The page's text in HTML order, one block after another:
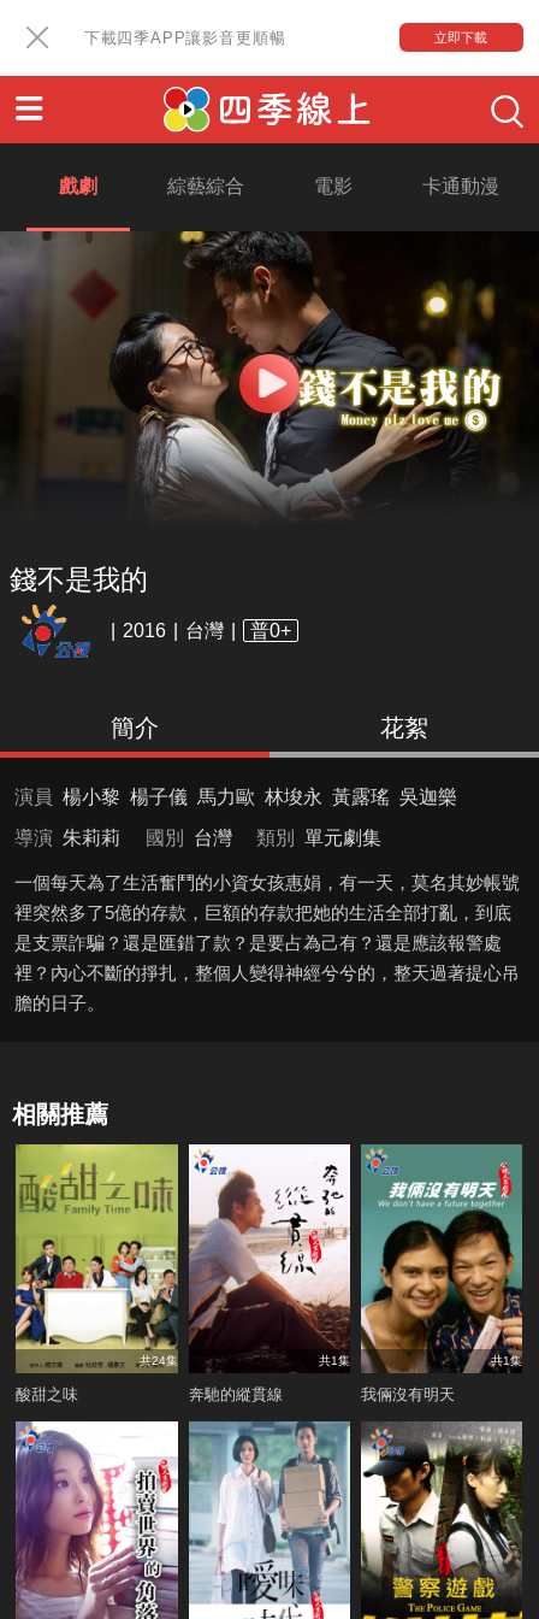
下載四季APP讓影音更順暢 立即下載
戲劇 綜藝綜合 電影 卡通動漫
錢不是我的
2016 台灣 普0+
簡介 花絮
演員 楊小黎 楊子儀 馬力歐 林埈永 黃露瑤 吳迦樂
導演 朱莉莉 國別 台灣 類別 單元劇集
一個每天為了生活奮鬥的小資女孩惠娟，有一天，莫名其妙帳號
裡突然多了5億的存款，巨額的存款把她的生活全部打亂，到底
是支票詐騙？還是匯錯了款？是要占為己有？還是應該報警處
裡？內心不斷的掙扎，整個人變得神經兮兮的，整天過著提心吊
膽的日子。
相關推薦
共24集
酸甜之味
共1集
奔馳的縱貫線
共1集
我倆沒有明天